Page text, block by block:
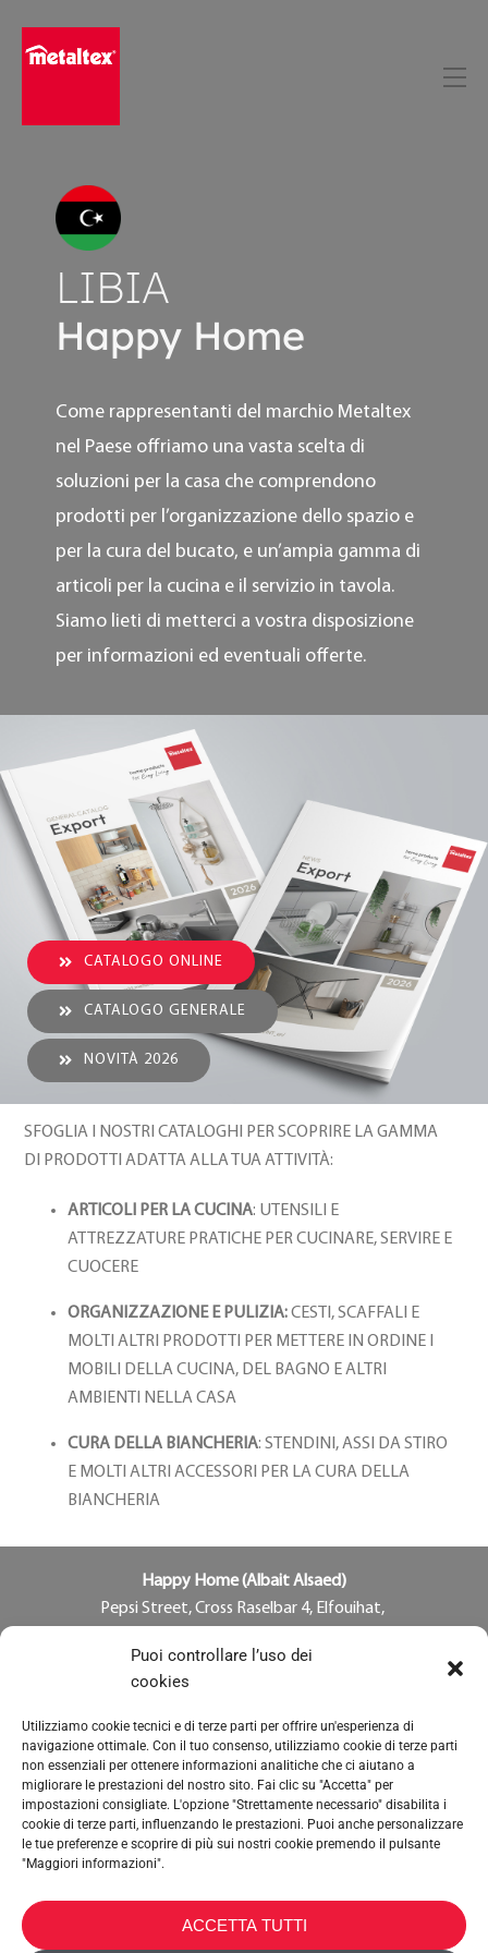
Puoi controllare l’uso dei
cookies
Utilizziamo cookie tecnici e di terze parti per offrire un'esperienza di
navigazione ottimale. Con il tuo consenso, utilizziamo cookie di terze parti
non essenziali per ottenere informazioni analitiche che ci aiutano a
migliorare le prestazioni del nostro sito. Fai clic su "Accetta" per
impostazioni consigliate. L'opzione "Strettamente necessario" disabilita i
cookie di terze parti, influenzando le prestazioni. Puoi anche personalizzare
le tue preferenze e scoprire di più sui nostri cookie premendo il pulsante
"Maggiori informazioni".
ACCETTA TUTTI
LIBIA
Happy Home
Come rappresentanti del marchio Metaltex
nel Paese offriamo una vasta scelta di
soluzioni per la casa che comprendono
prodotti per l’organizzazione dello spazio e
per la cura del bucato, e un’ampia gamma di
articoli per la cucina e il servizio in tavola.
Siamo lieti di metterci a vostra disposizione
per informazioni ed eventuali offerte.
CATALOGO ONLINE
CATALOGO GENERALE
NOVITÀ 2026
SFOGLIA I NOSTRI CATALOGHI PER SCOPRIRE LA GAMMA
DI PRODOTTI ADATTA ALLA TUA ATTIVITÀ:
ARTICOLI PER LA CUCINA: UTENSILI E
ATTREZZATURE PRATICHE PER CUCINARE, SERVIRE E
CUOCERE
ORGANIZZAZIONE E PULIZIA:CESTI, SCAFFALI E
MOLTI ALTRI PRODOTTI PER METTERE IN ORDINE I
MOBILI DELLA CUCINA, DEL BAGNO E ALTRI
AMBIENTI NELLA CASA
CURA DELLA BIANCHERIA: STENDINI, ASSI DA STIRO
E MOLTI ALTRI ACCESSORI PER LA CURA DELLA
BIANCHERIA
Happy Home (Albait Alsaed)
Pepsi Street, Cross Raselbar 4, Elfouihat,
LY – Benghazi
Tel: +218 920010275
SCRIVICI
METALTEX SA © 2023 Powered by Ticyweb